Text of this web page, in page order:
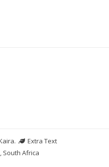
.
Extra Text
South Africa